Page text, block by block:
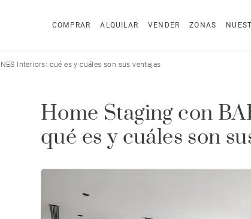
COMPRAR ALQUILAR VENDER ZONAS
Interiors: qué es y cuáles son sus ventajas
Home Staging con
qué es y cuáles son